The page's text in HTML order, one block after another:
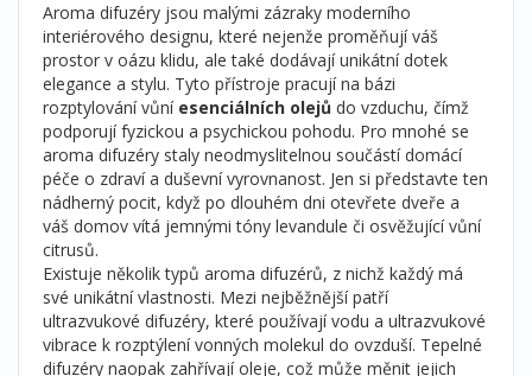
Aroma difuzéry jsou malými zázraky moderního
interiérového designu, které nejenže proměňují váš
prostor v oázu klidu, ale také dodávají unikátní dotek
elegance a stylu. Tyto přístroje pracují na bázi
rozptylování vůní esenciálních olejů do vzduchu, čímž
podporují fyzickou a psychickou pohodu. Pro mnohé se
aroma difuzéry staly neodmyslitelnou součástí domácí
péče o zdraví a duševní vyrovnanost. Jen si představte ten
nádherný pocit, když po dlouhém dni otevřete dveře a
váš domov vítá jemnými tóny levandule či osvěžující vůní
citrusů.
Existuje několik typů aroma difuzérů, z nichž každý má
své unikátní vlastnosti. Mezi nejběžnější patří
ultrazvukové difuzéry, které používají vodu a ultrazvukové
vibrace k rozptýlení vonných molekul do ovzduší. Tepelné
difuzéry naopak zahřívají oleje, což může měnit jejich